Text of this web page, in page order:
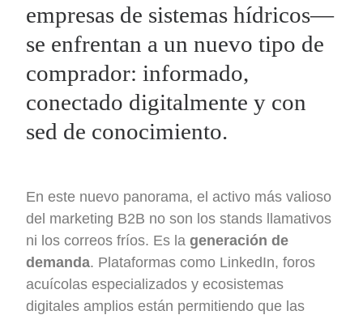
empresas de sistemas hídricos—
se enfrentan a un nuevo tipo de
comprador: informado,
conectado digitalmente y con
sed de conocimiento.
En este nuevo panorama, el activo más valioso
del marketing B2B no son los stands llamativos
ni los correos fríos. Es lageneración de
demanda. Plataformas como LinkedIn, foros
acuícolas especializados y ecosistemas
digitales amplios están permitiendo que las